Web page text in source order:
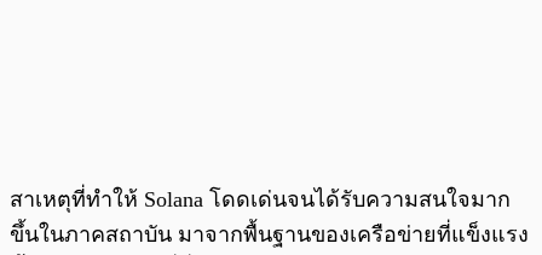
สาเหตุที่ทำให้ Solana โดดเด่นจนได้รับความสนใจมาก
ขึ้นในภาคสถาบัน มาจากพื้นฐานของเครือข่ายที่แข็งแรง